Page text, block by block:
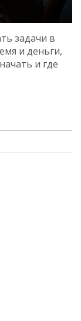
задачи в
и деньги,
и где